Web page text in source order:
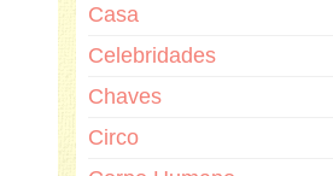
Casa
Celebridades
Chaves
Circo